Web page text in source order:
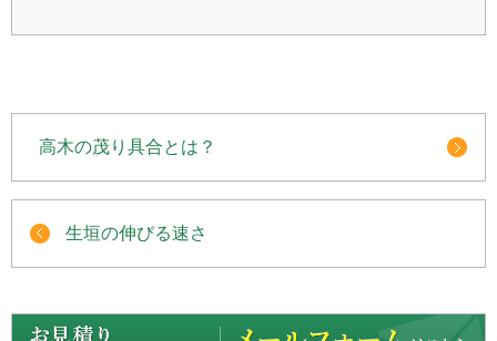
高木の茂り具合とは？
生垣の伸びる速さ